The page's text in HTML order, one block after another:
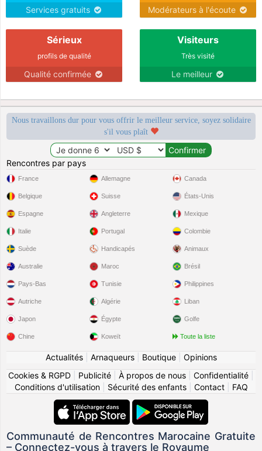
Services gratuits Modérateurs à l'écoute
Sérieux
profils de qualité
Qualité confirmée
Visiteurs
Très visité
Le meilleur
Nous travaillons dur pour vous offrir le meilleur service, soyez solidaire
s'il vous plaît
Rencontres par pays
France
Belgique
Espagne
Italie
Suède
Allemagne
Suisse
Angleterre
Portugal
Handicapés
Canada
États-Unis
Mexique
Colombie
Animaux
Australie
Pays-Bas
Autriche
Japon
Chine
Maroc
Tunisie
Algérie
Égypte
Koweït
Brésil
Philippines
Liban
Golfe
Toute la liste
Actualités| Arnaqueurs| Boutique| Opinions
Cookies & RGPD
Publicité À propos de nous Confidentialité
Conditions d'utilisation| Sécurité des enfants| Contact| FAQ
Communauté de Rencontres Marocaine Gratuite
– Connectez-vous à travers le Royaume